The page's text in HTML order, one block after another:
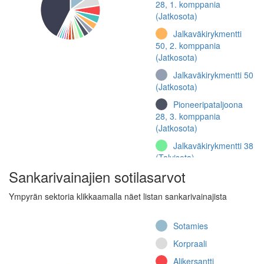
28, 1. komppania
(Jatkosota)
Jalkaväkirykmentti
50, 2. komppania
(Jatkosota)
Jalkaväkirykmentti 50
(Jatkosota)
Pioneeripataljoona
28, 3. komppania
(Jatkosota)
Jalkaväkirykmentti 38
(Talvisota)
Pioneeripataljoona 28
Jalkaväkirykmentti
(Jatkosota)
Jalkaväkirykmentti
10, 7. komppania
Sankarivainajien sotilasarvot
Ympyrän sektoria klikkaamalla näet listan sankarivainajista
Sotamies
Korpraali
Alikersantti